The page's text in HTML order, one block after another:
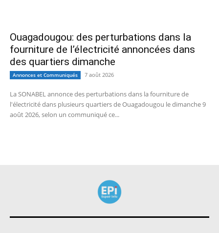
Ouagadougou: des perturbations dans la
fourniture de l’électricité annoncées dans
des quartiers dimanche
Annonces et Communiqués 7 août 2026
La SONABEL annonce des perturbations dans la fourniture de
l'électricité dans plusieurs quartiers de Ouagadougou le dimanche 9
août 2026, selon un communiqué ce...